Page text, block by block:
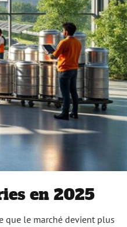
en 2025
que le marché devient plus